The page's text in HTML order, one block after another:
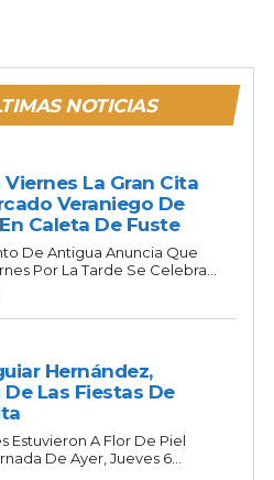
NOTICIAS
La Gran Cita
Veraniego De
Caleta De Fuste
De Antigua Anuncia Que
Por La Tarde Se Celebra...
Hernández,
Las Fiestas De
Estuvieron A Flor De Piel
De Ayer, Jueves 6...